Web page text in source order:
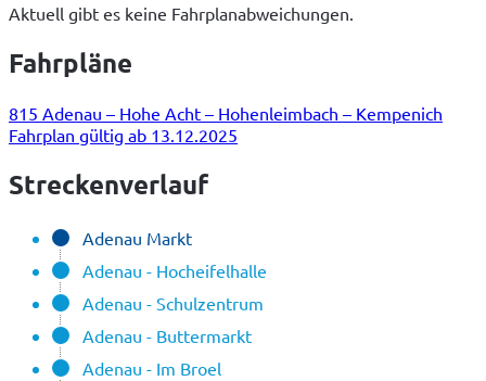
Aktuell gibt es keine Fahrplanabweichungen.
Fahrpläne
815 Adenau – Hohe Acht – Hohenleimbach – Kempenich
Fahrplan gültig ab 13.12.2025
Streckenverlauf
Adenau Markt
Adenau - Hocheifelhalle
Adenau - Schulzentrum
Adenau - Buttermarkt
Adenau - Im Broel